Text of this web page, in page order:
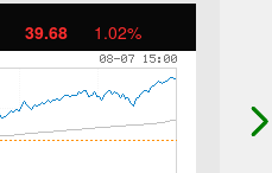
39.68 1.02%